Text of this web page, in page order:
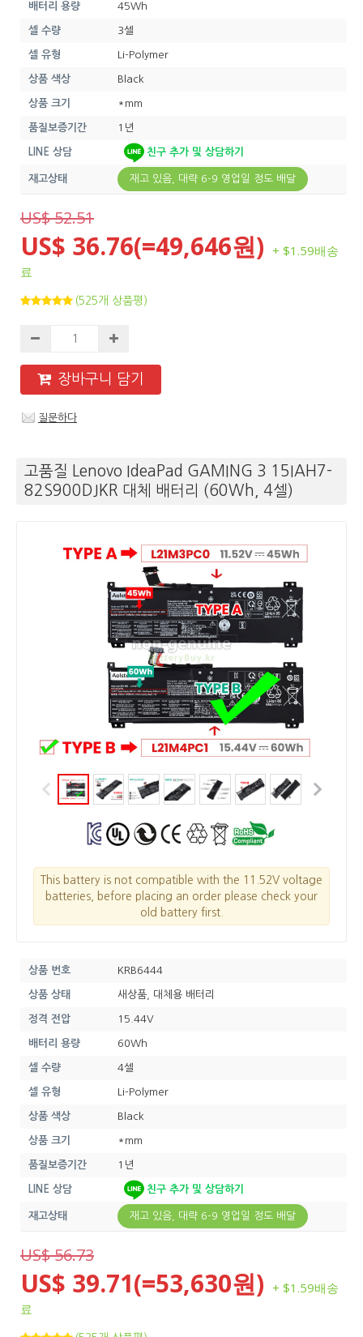
배터리 용량 45Wh
셀 수량 3셀
셀 유형 Li-Polymer
상품 색상 Black
상품 크기 *mm
품질보증기간 1년
LINE 상담 친구 추가 및 상담하기
재고상태 재고 있음, 대략 6-9 영업일 정도 배달
US$ 52.51
US$ 36.76(=49,646원) + $1.59배송
료
(525개 상품평)
장바구니 담기
질문하다
고품질 Lenovo IdeaPad GAMING 3 15IAH7-
82S900DJKR 대체 배터리 (60Wh, 4셀)
This battery is not compatible with the 11.52V voltage
batteries, before placing an order please check your
old battery first.
상품 번호 KRB6444
상품 상태 새상품, 대체용 배터리
정격 전압 15.44V
배터리 용량 60Wh
셀 수량 4셀
셀 유형 Li-Polymer
상품 색상 Black
상품 크기 *mm
품질보증기간 1년
LINE 상담 친구 추가 및 상담하기
재고상태 재고 있음, 대략 6-9 영업일 정도 배달
US$ 56.73
US$ 39.71(=53,630원) + $1.59배송
료